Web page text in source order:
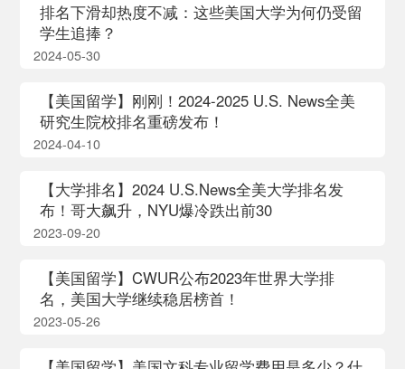
排名下滑却热度不减：这些美国大学为何仍受留
学生追捧？
2024-05-30
【美国留学】刚刚！2024-2025 U.S. News全美
研究生院校排名重磅发布！
2024-04-10
【大学排名】2024 U.S.News全美大学排名发
布！哥大飙升，NYU爆冷跌出前30
2023-09-20
【美国留学】CWUR公布2023年世界大学排
名，美国大学继续稳居榜首！
2023-05-26